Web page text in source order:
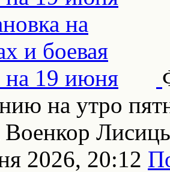
на утро
Военкор
2026, 20:12